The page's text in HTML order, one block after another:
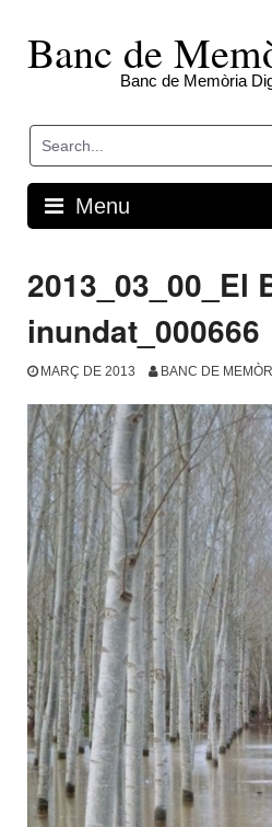
contentBanc de
Banc de Memòria
Menu
2013_03_00_El
inundat_000666
MARÇ DE 2013 BANC DE